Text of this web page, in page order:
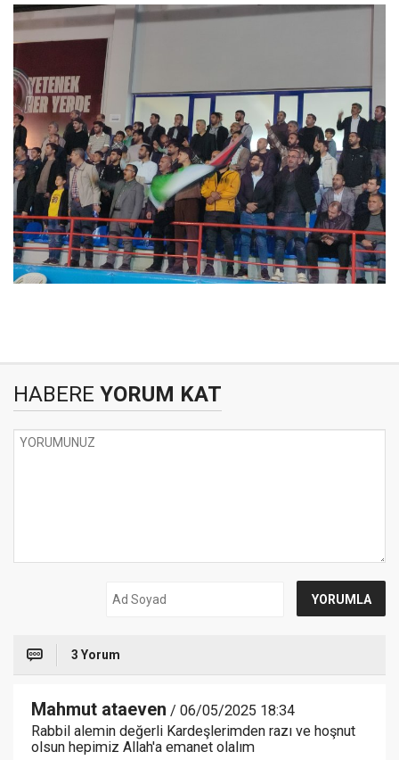
HABERE YORUM KAT
3 Yorum
Mahmut ataeven / 06/05/2025 18:34
Rabbil alemin değerli Kardeşlerimden razı ve hoşnut
olsun hepimiz Allah'a emanet olalım